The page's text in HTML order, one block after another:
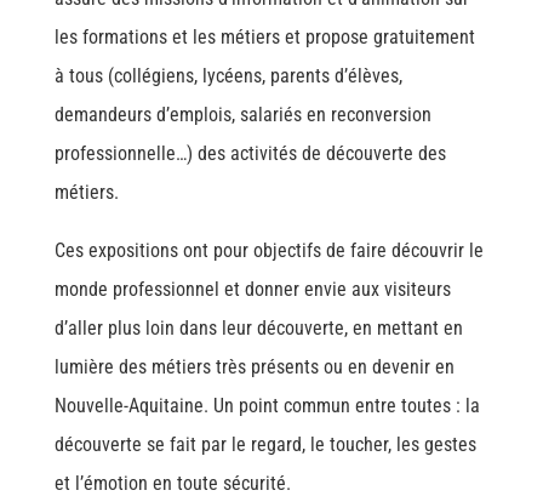
les formations et les métiers et propose gratuitement
à tous (collégiens, lycéens, parents d’élèves,
demandeurs d’emplois, salariés en reconversion
professionnelle…) des activités de découverte des
métiers.
Ces expositions ont pour objectifs de faire découvrir le
monde professionnel et donner envie aux visiteurs
d’aller plus loin dans leur découverte, en mettant en
lumière des métiers très présents ou en devenir en
Nouvelle-Aquitaine. Un point commun entre toutes : la
découverte se fait par le regard, le toucher, les gestes
et l’émotion en toute sécurité.